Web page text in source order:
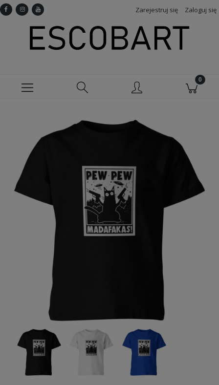
Zarejestruj się Zaloguj się